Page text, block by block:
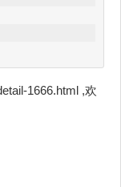
1666.html ,欢